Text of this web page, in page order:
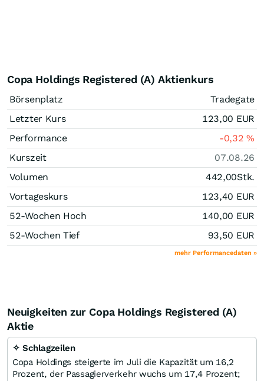
Copa Holdings Registered (A) Aktienkurs
Börsenplatz
Tradegate
Letzter Kurs
123,00 EUR
Performance
-0,32%
Kurszeit
07.08.26
Volumen
442,00Stk.
Vortageskurs
123,40 EUR
52-Wochen Hoch
140,00 EUR
52-Wochen Tief
93,50 EUR
mehr Performancedaten »
Neuigkeiten zur Copa Holdings Registered (A)
Aktie
✧ Schlagzeilen
Copa Holdings steigerte im Juli die Kapazität um 16,2
Prozent, der Passagierverkehr wuchs um 17,4 Prozent;